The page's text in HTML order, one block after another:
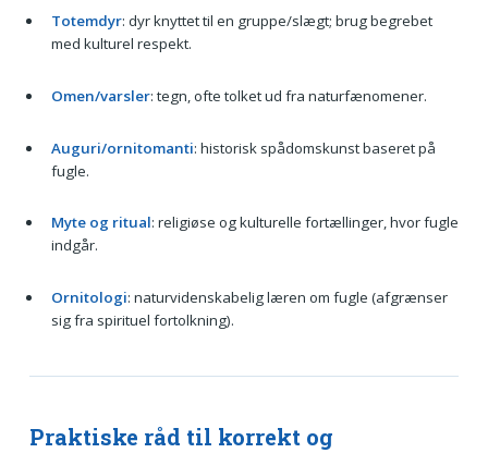
Totemdyr: dyr knyttet til en gruppe/slægt; brug begrebet
med kulturel respekt.
Omen/varsler: tegn, ofte tolket ud fra naturfænomener.
Auguri/ornitomanti: historisk spådomskunst baseret på
fugle.
Myte og ritual: religiøse og kulturelle fortællinger, hvor fugle
indgår.
Ornitologi: naturvidenskabelig læren om fugle (afgrænser
sig fra spirituel fortolkning).
Praktiske råd til korrekt og